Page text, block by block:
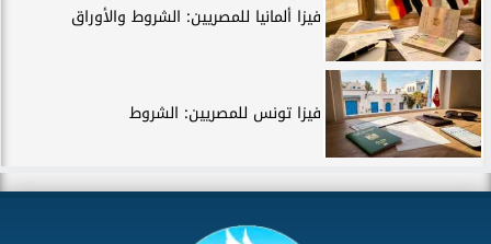
فيزا ألمانيا للمصريين: الشروط والأوراق
فيزا تونس للمصريين: الشروط